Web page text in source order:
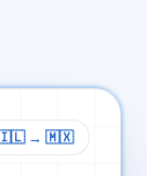
→ 🇲🇽